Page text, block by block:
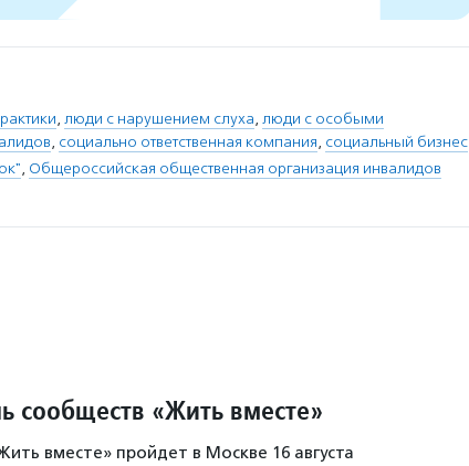
, люди с нарушением слуха, люди с особыми
, социально ответственная компания, социальный бизнес
, Общероссийская общественная организация инвалидов
сообществ «Жить вместе»
вместе» пройдет в Москве 16 августа